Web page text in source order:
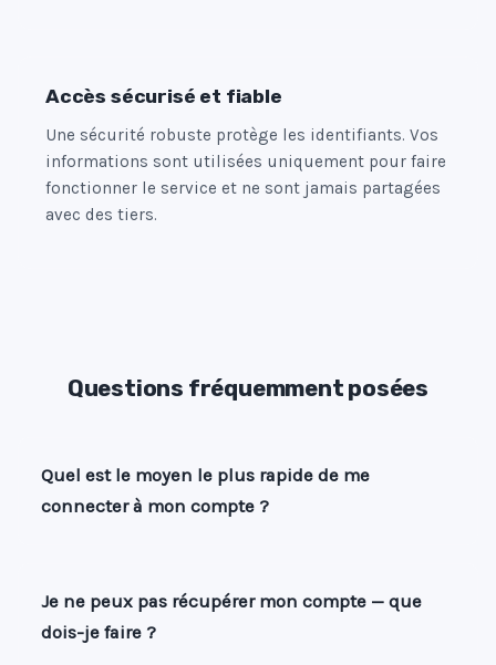
Accès sécurisé et fiable
Une sécurité robuste protège les identifiants. Vos
informations sont utilisées uniquement pour faire
fonctionner le service et ne sont jamais partagées
avec des tiers.
Questions fréquemment posées
Quel est le moyen le plus rapide de me
connecter à mon compte ?
Je ne peux pas récupérer mon compte — que
dois-je faire ?